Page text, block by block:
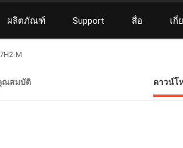
ผลิตภัณฑ์ Support สื่อ เกี่
M
ณสมบัติ ดาวน์โ